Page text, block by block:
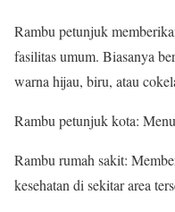
Rambu petunjuk
fasilitas umum. Biasanya
warna hijau, biru, atau
Rambu petunjuk kota:
Rambu rumah sakit:
kesehatan di sekitar area